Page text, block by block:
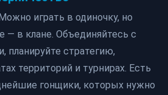
играть в одиночку, но
— в клане. Объединяйтесь с
стратегию,
территорий и турнирах. Есть
гонщики, которых нужно